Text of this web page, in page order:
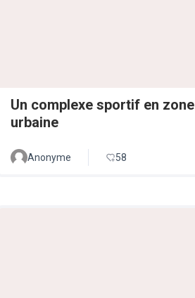
Un complexe sportif en zone
urbaine
Anonyme 58